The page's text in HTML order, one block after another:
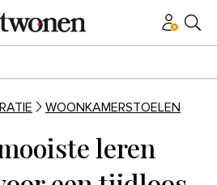
WOONKAMERSTOELEN
leren